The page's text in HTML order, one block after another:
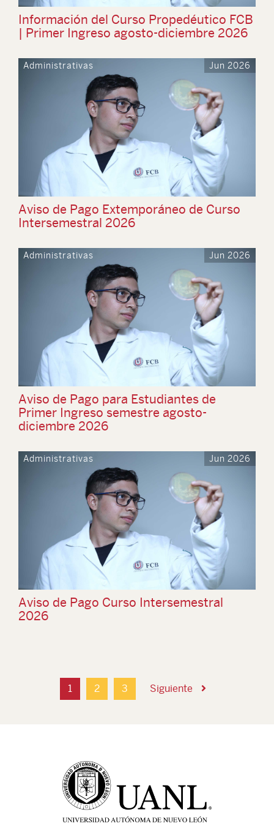
Información del Curso Propedéutico FCB
| Primer Ingreso agosto-diciembre 2026
Administrativas Jun 2026
Aviso de Pago Extemporáneo de Curso
Intersemestral 2026
Administrativas Jun 2026
Aviso de Pago para Estudiantes de
Primer Ingreso semestre agosto-
diciembre 2026
Administrativas Jun 2026
Aviso de Pago Curso Intersemestral
2026
1 2 3 Siguiente